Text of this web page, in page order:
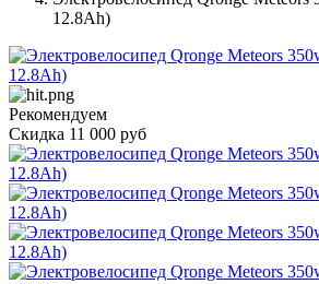
12.8Ah)
Рекомендуем
Скидка 11 000 руб